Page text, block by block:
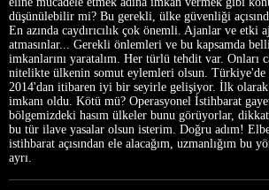
düşünülebilir mi? Bu gerekli, ülke güvenliği
En azında caydırıcılık çok önemli. Ajanlar ve etki
atmasınlar... Gerekli önlemleri ve bu kapsamda
imkanlarını yaratalım. Her türlü tehdit var. Onları
nitelikte ülkenin somut eylemleri olsun. Türkiye'de
2014'dan itibaren iyi bir seyirle gelişiyor. İlk olarak
imkanı oldu. Kötü mü? Operasyonel İstihbarat
bölgemizdeki hasım ülkeler bunu görüyorlar,
bu tür ilave yasalar olsun isterim. Doğru adım!
istihbarat açısından ele alacağım, uzmanlığım bu
ayrı.